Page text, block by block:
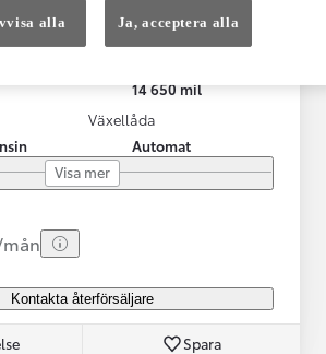
14 650 mil
Växellåda
Automat
Visa mer
Kontakta återförsäljare
Spara
alla Ja, acceptera alla